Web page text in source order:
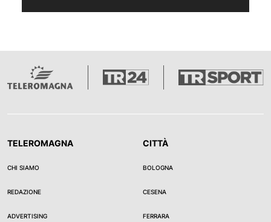
TELEROMAGNA
CHI SIAMO
REDAZIONE
ADVERTISING
CITTÀ
BOLOGNA
CESENA
FERRARA